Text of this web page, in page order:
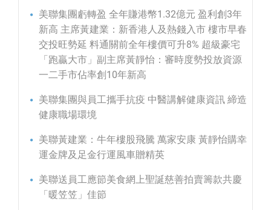
美聯集團虧轉盈 全年賺港幣1.32億元 盈利創3年
新高 主席黃建業：新香港人及熱錢入市 樓市早春
交投旺勢延 料通關前全年樓價可升8% 超級豪宅
「跑贏大市」副主席黃靜怡：審時度勢投放資源
一二手市佔率創10年新高
美聯集團與員工攜手抗疫 中醫講解健康資訊 締造
健康職場環境
美聯黃建業：牛年樓股飛騰 萬家安康 黃靜怡購幸
運金牌及足金行運風車贈精英
美聯送員工應節美食網上聖誕慈善拍賣籌款共慶
「暖笠笠」佳節